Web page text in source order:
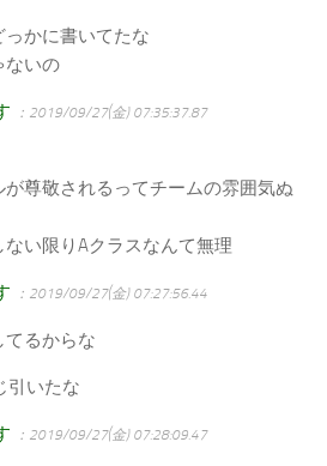
かに書いてたな
ないの
：2019/09/27(金) 07:35:37.87
尊敬されるってチームの雰囲気ぬ
い限りAクラスなんて無理
：2019/09/27(金) 07:27:56.44
てるからな
引いたな
：2019/09/27(金) 07:28:09.47